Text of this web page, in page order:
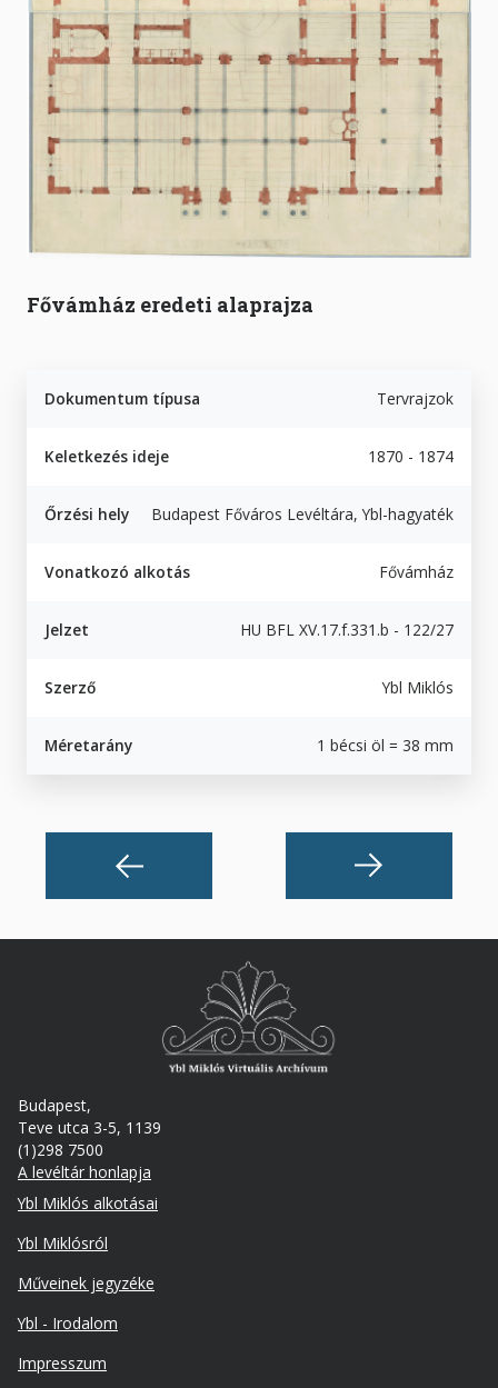
Fővámház eredeti alaprajza
Dokumentum típusa Tervrajzok
Keletkezés ideje 1870 - 1874
Őrzési hely Budapest Főváros Levéltára, Ybl-hagyaték
Vonatkozó alkotás Fővámház
Jelzet HU BFL XV.17.f.331.b - 122/27
Szerző Ybl Miklós
Méretarány 1 bécsi öl = 38 mm
Budapest,
Teve utca 3-5, 1139
(1)298 7500
A levéltár honlapja
Footer
Ybl Miklós alkotásai
Ybl Miklósról
Műveinek jegyzéke
Ybl - Irodalom
Lábléc
másodlagos
Impresszum